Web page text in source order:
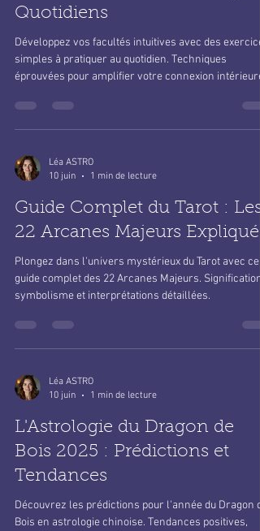
Quotidiens
Développez vos facultés intuitives avec des
simples à pratiquer au quotidien. Techniques
éprouvées pour amplifier votre connexion intérieure.
Léa ASTRO
10 juin
1 min de lecture
Guide Complet du Tarot : Les
22 Arcanes Majeurs Expliqués
Plongez dans l'univers mystérieux du Tarot avec ce
guide complet des 22 Arcanes Majeurs.
symbolisme et interprétations détaillées.
Léa ASTRO
10 juin
1 min de lecture
L'Astrologie du Dragon de
Bois 2025 : Prédictions et
Tendances
Découvrez les prédictions pour l'année du Dragon
Bois en astrologie chinoise. Tendances positives,